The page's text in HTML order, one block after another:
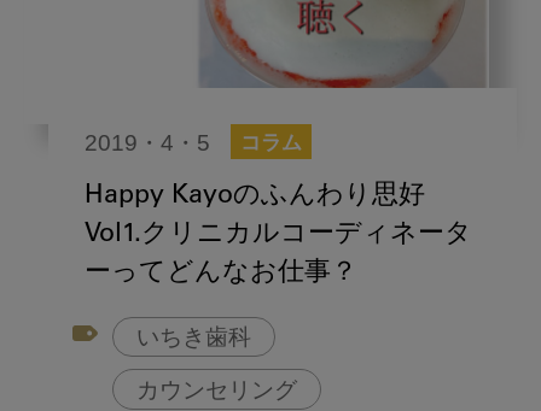
2019・4・5 コラム
Happy Kayoのふんわり思好
Vol1.クリニカルコーディネータ
ーってどんなお仕事？
いちき歯科
カウンセリング